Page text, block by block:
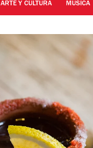
ARTE Y CULTURA MUSICA